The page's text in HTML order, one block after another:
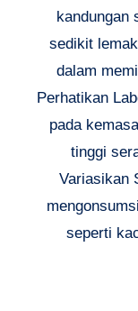
kandungan
sedikit
dalam
Perhatikan
pada
tinggi
Variasikan
seperti